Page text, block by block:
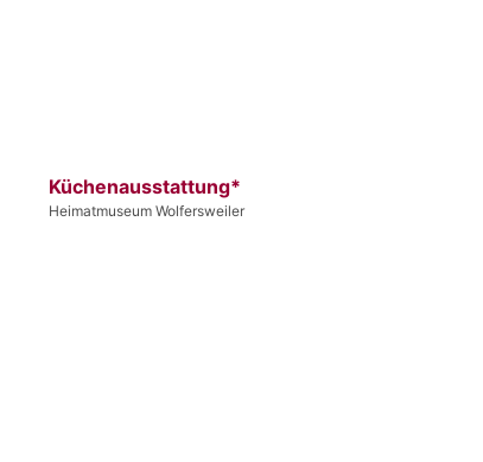
Küchenausstattung*
Heimatmuseum Wolfersweiler